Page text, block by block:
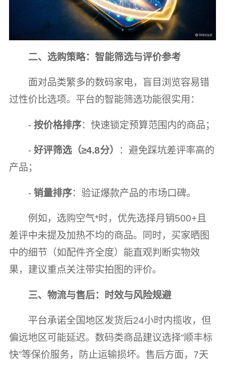
二、选购策略：智能筛选与评价参考
面对品类繁多的数码家电，盲目浏览容易错
过性价比选项。平台的智能筛选功能很实用：
-按价格排序：快速锁定预算范围内的商品；
-好评筛选（≥4.8分）
：避免踩坑差评率高的
产品；
-销量排序：验证爆款产品的市场口碑。
例如，选购空气*时，优先选择月销500+且
差评中未提及加热不均的商品。同时，买家晒图
中的细节（如配件齐全度）能直观判断实物效
果，建议重点关注带实拍图的评价。
三、物流与售后：时效与风险规避
平台承诺全国地区发货后24小时内揽收，但
偏远地区可能延迟。数码类商品建议选择“顺丰标
快”等保价服务，防止运输损坏。售后方面，7天